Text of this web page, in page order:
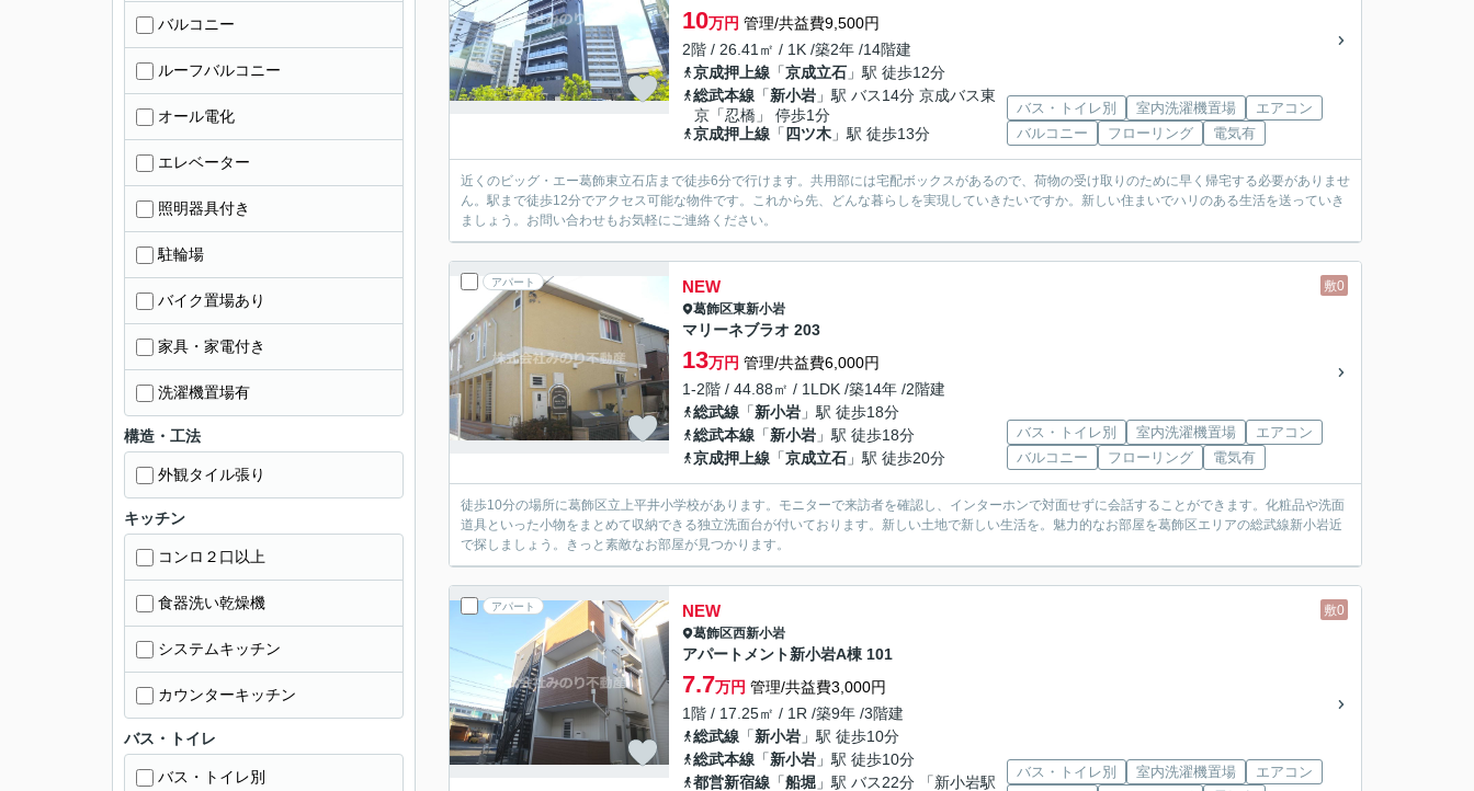
10万円 管理/共益費9,500円
2階 / 26.41㎡ / 1K /築2年 /14階建
京成押上線 「京成立石 」駅 徒歩12分
総武本線 「新小岩 」駅 バス14分 京成バス東
京「忍橋」 停歩1分
京成押上線 「 四ツ木 」駅 徒歩13分
バス・トイレ別 室内洗濯機置場
エアコン
バルコニー
フローリング 電気有
近くのビッグ・エー葛飾東立石店まで徒歩6分で行けます。共用部には宅配ボックスがあるので、荷物の受け取りのために早く帰宅する必要がありませ
ん。駅まで徒歩12分でアクセス可能な物件です。これから先、どんな暮らしを実現していきたいですか。新しい住まいでハリのある生活を送っていき
ましょう。お問い合わせもお気軽にご連絡ください。
アパート 敷0
NEW
葛飾区東新小岩
マリーネブラオ 203
13万円 管理/共益費6,000円
1-2階 / 44.88㎡ / 1LDK /築14年 /2階建
総武線 「新小岩 」駅 徒歩18分
総武本線 「新小岩 」駅 徒歩18分
京成押上線 「京成立石 」駅 徒歩20分
バス・トイレ別 室内洗濯機置場
エアコン
バルコニー
フローリング 電気有
徒歩10分の場所に葛飾区立上平井小学校があります。モニターで来訪者を確認し、インターホンで対面せずに会話することができます。化粧品や洗面
道具といった小物をまとめて収納できる独立洗面台が付いております。新しい土地で新しい生活を。魅力的なお部屋を葛飾区エリアの総武線新小岩近
で探しましょう。きっと素敵なお部屋が見つかります。
アパート 敷0
NEW
葛飾区西新小岩
アパートメント新小岩A棟 101
7.7万円 管理/共益費3,000円
1階 / 17.25㎡ / 1R /築9年 /3階建
総武線 「新小岩 」駅 徒歩10分
総武本線 「新小岩 」駅 徒歩10分
都営新宿線 「船堀 」駅 バス22分 「新小岩駅
バス・トイレ別 室内洗濯機置場
エアコン
バルコニー
ルーフバルコニー
オール電化
エレベーター
照明器具付き
駐輪場
バイク置場あり
家具・家電付き
洗濯機置場有
構造・工法
外観タイル張り
キッチン
コンロ２口以上
食器洗い乾燥機
システムキッチン
カウンターキッチン
バス・トイレ
バス・トイレ別